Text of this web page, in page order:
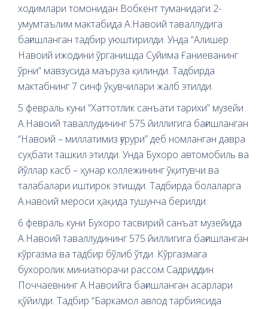
ходимлари томонидан Вобкент туманидаги 2-
умумтаълим мактабида А.Навоий таваллудига
бағишланган тадбир уюштирилди. Унда “Алишер
Навоий ижодини ўрганишда Суйима Ғаниеванинг
ўрни” мавзусида маъруза қилинди. Тадбирда
мактабнинг 7 синф ўқувчилари жалб этилди.
5 февраль куни “Хаттотлик санъати тарихи” музейи
А.Навоий таваллудининг 575 йиллигига бағишланган
“Навоий – миллатимиз ғурури” деб номланган давра
суҳбати ташкил этилди. Унда Бухоро автомобиль ва
йўллар касб – ҳунар коллежининг ўқитувчи ва
талабалари иштирок этишди. Тадбирда болаларга
А.навоий мероси ҳақида тушунча берилди.
6 февраль куни Бухоро тасвирий санъат музейида
А.Навоий таваллудининг 575 йиллигига бағишланган
кўргазма ва тадбир бўлиб ўтди. Кўргазмага
бухоролик миниатюрачи рассом Садриддин
Поччаевнинг А.Навоийга бағишланган асарлари
қўйилди. Тадбир “Баркамол авлод тарбиясида